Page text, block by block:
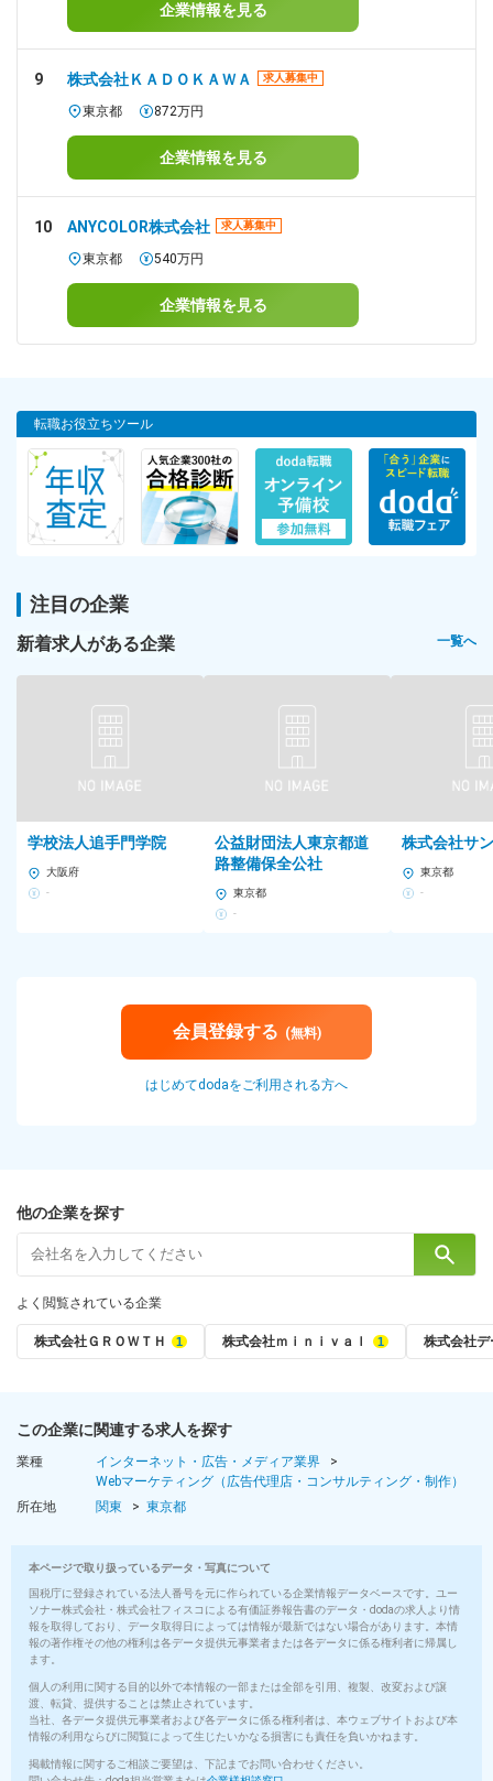
企業情報を見る
9 株式会社ＫＡＤＯＫＡＷＡ 求人募集中
東京都 872万円
企業情報を見る
10 ANYCOLOR株式会社 求人募集中
東京都 540万円
企業情報を見る
転職お役立ちツール
注目の企業
新着求人がある企業 一覧へ
学校法人追手門学院
大阪府
-
公益財団法人東京都道
路整備保全公社
東京都
-
株式会社サ
東京都
-
会員登録する (無料)
はじめてdodaをご利用される方へ
他の企業を探す
よく閲覧されている企業
株式会社ＧＲＯＷＴＨ 株式会社ｍｉｎｉｖａｌ 株式会社
この企業に関連する求人を探す
業種
インターネット・広告・メディア業界
Webマーケティング（広告代理店・コンサルティング・制作）
所在地
関東 東京都
本ページで取り扱っているデータ・写真について
国税庁に登録されている法人番号を元に作られている企業情報データベースです。ユー
ソナー株式会社・株式会社フィスコによる有価証券報告書のデータ・dodaの求人より情
報を取得しており、データ取得日によっては情報が最新ではない場合があります。本情
報の著作権その他の権利は各データ提供元事業者または各データに係る権利者に帰属し
ます。
個人の利用に関する目的以外で本情報の一部または全部を引用、複製、改変および譲
渡、転貸、提供することは禁止されています。
当社、各データ提供元事業者および各データに係る権利者は、本ウェブサイトおよび本
情報の利用ならびに閲覧によって生じたいかなる損害にも責任を負いかねます。
掲載情報に関するご相談ご要望は、下記までお問い合わせください。